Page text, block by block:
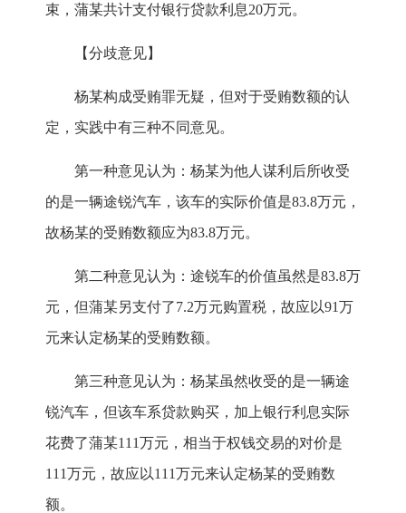
束，蒲某共计支付银行贷款利息20万元。
【分歧意见】
杨某构成受贿罪无疑，但对于受贿数额的认
定，实践中有三种不同意见。
第一种意见认为：杨某为他人谋利后所收受
的是一辆途锐汽车，该车的实际价值是83.8万元，
故杨某的受贿数额应为83.8万元。
第二种意见认为：途锐车的价值虽然是83.8万
元，但蒲某另支付了7.2万元购置税，故应以91万
元来认定杨某的受贿数额。
第三种意见认为：杨某虽然收受的是一辆途
锐汽车，但该车系贷款购买，加上银行利息实际
花费了蒲某111万元，相当于权钱交易的对价是
111万元，故应以111万元来认定杨某的受贿数
额。